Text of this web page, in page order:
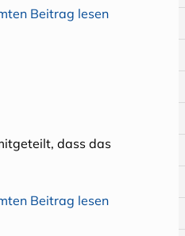
Beitrag lesen
dass das
Beitrag lesen